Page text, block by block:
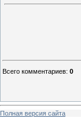
Всего комментариев: 0
Полная версия сайта